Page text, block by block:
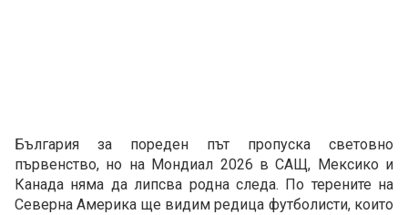
България за пореден път пропуска световно
първенство, но на Мондиал 2026 в САЩ, Мексико и
Канада няма да липсва родна следа. По терените на
Северна Америка ще видим редица футболисти, които